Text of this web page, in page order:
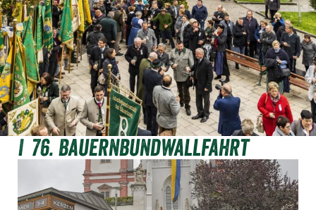
76. Bauernbundwallfahrt